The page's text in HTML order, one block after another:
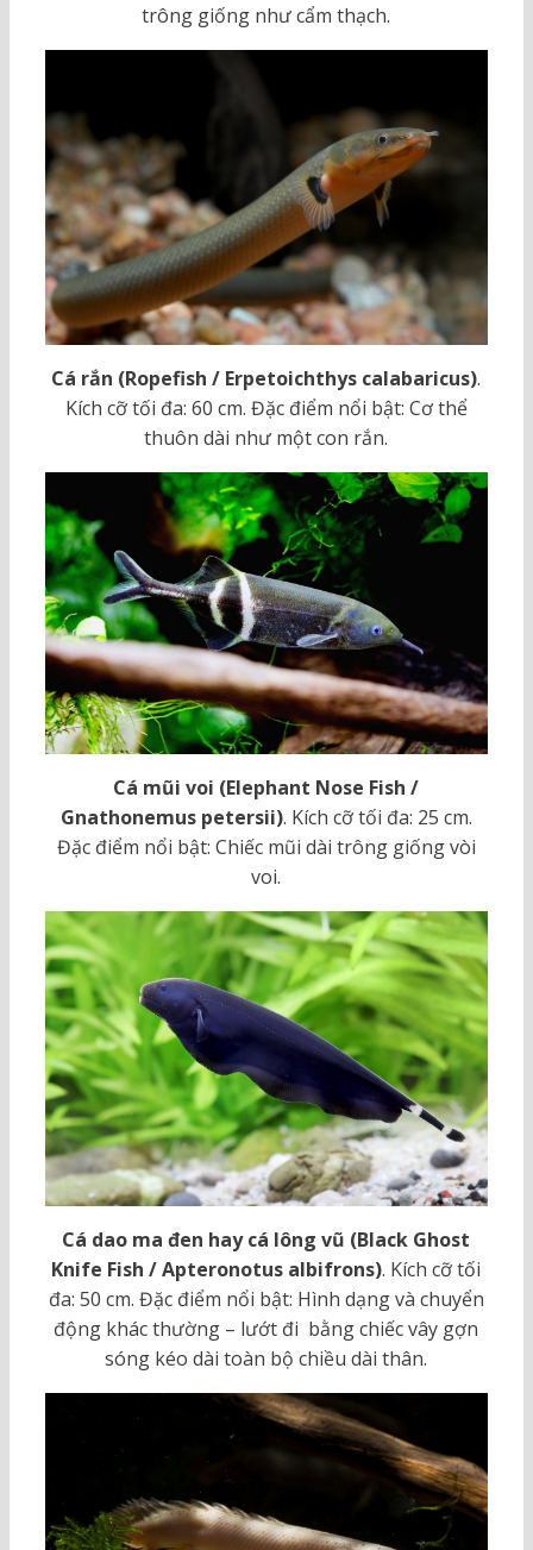
trông giống như cẩm thạch.
Cá rắn (Ropefish / Erpetoichthys calabaricus).
Kích cỡ tối đa: 60 cm. Đặc điểm nổi bật: Cơ thể
thuôn dài như một con rắn.
Cá mũi voi (Elephant Nose Fish /
Gnathonemus petersii). Kích cỡ tối đa: 25 cm.
Đặc điểm nổi bật: Chiếc mũi dài trông giống vòi
voi.
Cá dao ma đen hay cá lông vũ (Black Ghost
Knife Fish / Apteronotus albifrons). Kích cỡ tối
đa: 50 cm. Đặc điểm nổi bật: Hình dạng và chuyển
động khác thường – lướt đi bằng chiếc vây gợn
sóng kéo dài toàn bộ chiều dài thân.